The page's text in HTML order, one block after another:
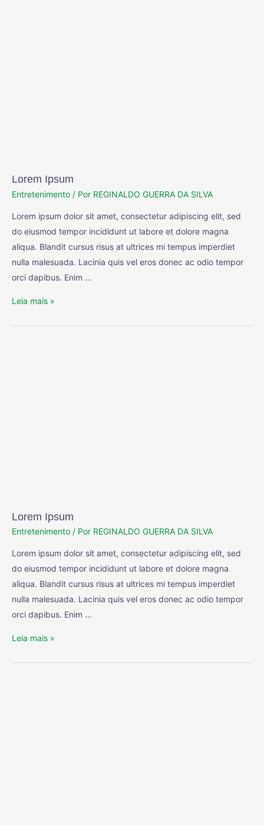
Lorem Ipsum
Entretenimento / Por REGINALDO GUERRA DA SILVA
Lorem ipsum dolor sit amet, consectetur adipiscing elit, sed
do eiusmod tempor incididunt ut labore et dolore magna
aliqua. Blandit cursus risus at ultrices mi tempus imperdiet
nulla malesuada. Lacinia quis vel eros donec ac odio tempor
orci dapibus. Enim …
Leia mais »
Lorem Ipsum
Entretenimento / Por REGINALDO GUERRA DA SILVA
Lorem ipsum dolor sit amet, consectetur adipiscing elit, sed
do eiusmod tempor incididunt ut labore et dolore magna
aliqua. Blandit cursus risus at ultrices mi tempus imperdiet
nulla malesuada. Lacinia quis vel eros donec ac odio tempor
orci dapibus. Enim …
Leia mais »